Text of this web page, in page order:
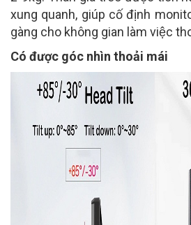
xung quanh, giúp cố định
gàng cho không gian làm việc
Có được góc nhìn thoải mái